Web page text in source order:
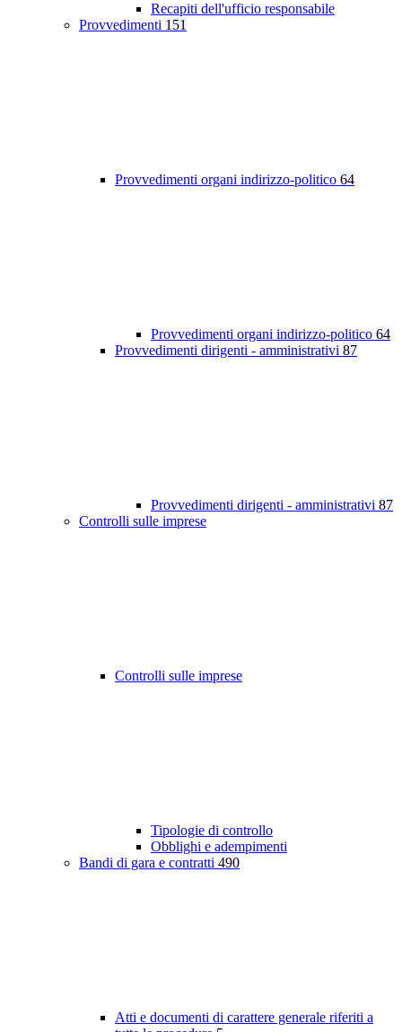
Recapiti dell'ufficio responsabile
Provvedimenti 151
Provvedimenti organi indirizzo-politico 64
Provvedimenti organi indirizzo-politico 64
Provvedimenti dirigenti - amministrativi 87
Provvedimenti dirigenti - amministrativi 87
Controlli sulle imprese
Controlli sulle imprese
Tipologie di controllo
Obblighi e adempimenti
Bandi di gara e contratti 490
Atti e documenti di carattere generale riferiti a